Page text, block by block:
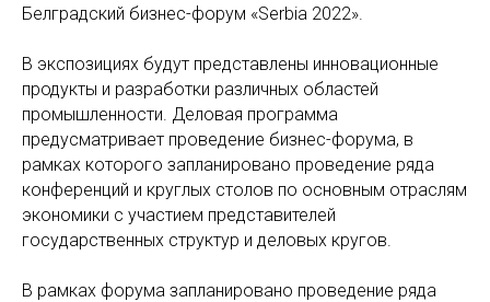
Белградский бизнес-форум «Serbia 2022».
В экспозициях будут представлены инновационные
продукты и разработки различных областей
промышленности. Деловая программа
предусматривает проведение бизнес-форума, в
рамках которого запланировано проведение ряда
конференций и круглых столов по основным отраслям
экономики с участием представителей
государственных структур и деловых кругов.
В рамках форума запланировано проведение ряда